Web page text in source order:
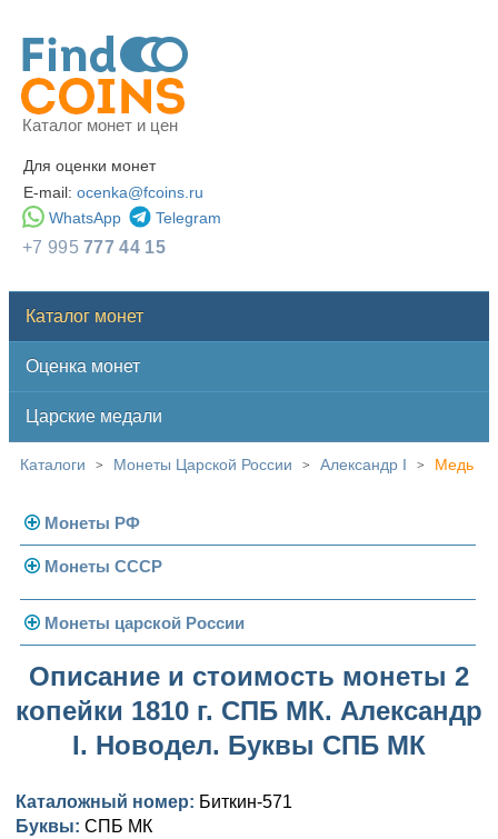
Каталог монет и цен
Для оценки монет
E-mail: ocenka@fcoins.ru
WhatsApp
Telegram
+7 995777 44 15
Каталог монет
Оценка монет
Царские медали
Каталоги > Монеты Царской России > Александр I > Медь
Монеты РФ
Современная Россия
Монеты 1991-1993 гг.
Монеты СССР
Погодовка СССР
Монеты 1958 года
Золотые червонцы
Памятные и юбилейные
Монеты царской России
Николай II (1894-1917)
Золото
Серебро
Медь
Александр III (1881-1894)
Золото
Серебро
Александр II (1855-1881)
Золото
Николай I (1825-1855)
Описание и стоимость монеты 2
копейки 1810 г. СПБ МК. Александр
I. Новодел. Буквы СПБ МК
Каталожный номер: Биткин-571
Буквы: СПБ МК